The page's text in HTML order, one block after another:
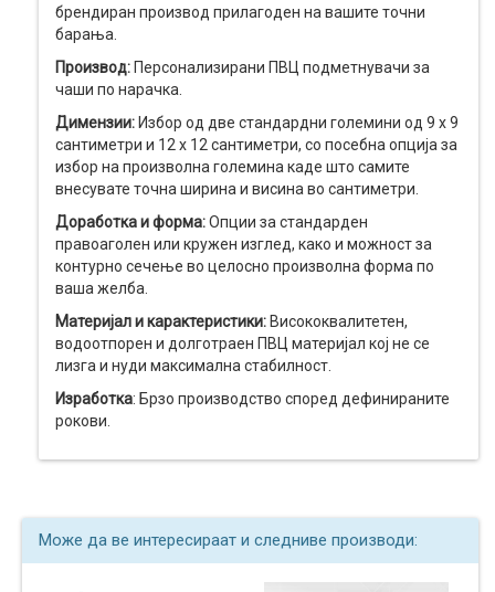
брендиран производ прилагоден на вашите точни
барања.
Производ: Персонализирани ПВЦ подметнувачи за
чаши по нарачка.
Димензии: Избор од две стандардни големини од 9 x 9
сантиметри и 12 x 12 сантиметри, со посебна опција за
избор на произволна големина каде што самите
внесувате точна ширина и висина во сантиметри.
Доработка и форма:Опции за стандарден
правоаголен или кружен изглед, како и можност за
контурно сечење во целосно произволна форма по
ваша желба.
Материјал и карактеристики: Висококвалитетен,
водоотпорен и долготраен ПВЦ материјал кој не се
лизга и нуди максимална стабилност.
Изработка: Брзо производство според дефинираните
рокови.
Може да ве интересираат и следниве производи: